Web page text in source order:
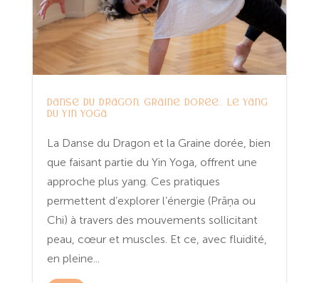
Danse du Dragon, Graine dorée… le yang
du Yin Yoga
La Danse du Dragon et la Graine dorée, bien
que faisant partie du Yin Yoga, offrent une
approche plus yang. Ces pratiques
permettent d’explorer l’énergie (Prāņa ou
Chi) à travers des mouvements sollicitant
peau, cœur et muscles. Et ce, avec fluidité,
en pleine...